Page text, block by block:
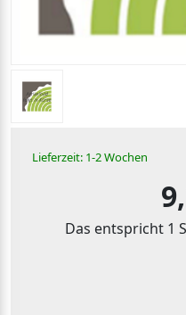
Lieferzeit: 1-2 Wochen
Das entspricht 1